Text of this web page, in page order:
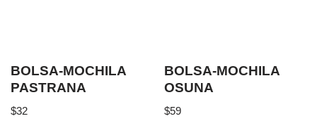
BOLSA-MOCHILA
PASTRANA
$32
BOLSA-MOCHILA
OSUNA
$59